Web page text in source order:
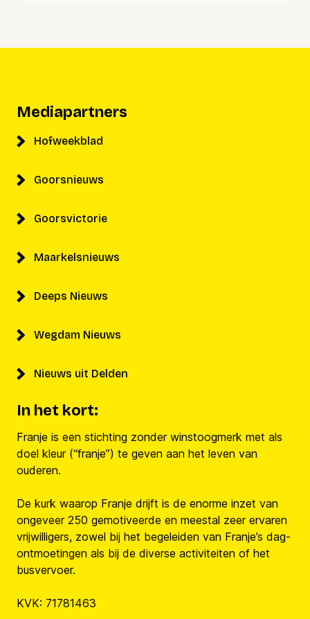
Mediapartners
Hofweekblad
Goorsnieuws
Goorsvictorie
Maarkelsnieuws
Deeps Nieuws
Wegdam Nieuws
Nieuws uit Delden
In het kort:
Franje is een stichting zonder winstoogmerk met als
doel kleur (“franje”) te geven aan het leven van
ouderen.
De kurk waarop Franje drijft is de enorme inzet van
ongeveer 250 gemotiveerde en meestal zeer ervaren
vrijwilligers, zowel bij het begeleiden van Franje’s dag-
ontmoetingen als bij de diverse activiteiten of het
busvervoer.
KVK: 71781463